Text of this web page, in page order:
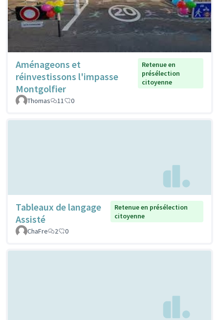
Aménageons et
réinvestissons l'impasse
Montgolfier
Retenue en
présélection
citoyenne
Thomas 11 0
Tableaux de langage
Assisté
Retenue en présélection
citoyenne
ChaFre
2 0